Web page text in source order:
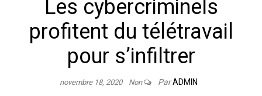
Les cybercriminels
profitent du télétravail
pour s’infiltrer
novembre 18, 2020 Non ParADMIN